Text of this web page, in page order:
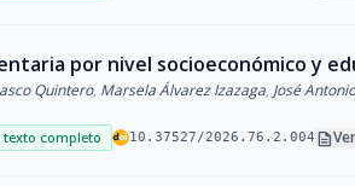
por nivel socioeconómico y
Quintero, Marsela Álvarez Izazaga, José
completo 10.37527/2026.76.2.004 description